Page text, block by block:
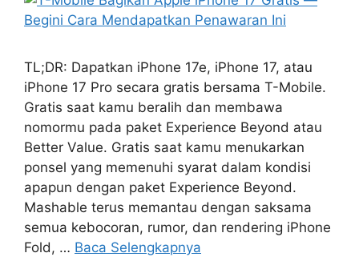
TL;DR: Dapatkan iPhone 17e, iPhone 17, atau
iPhone 17 Pro secara gratis bersama T-Mobile.
Gratis saat kamu beralih dan membawa
nomormu pada paket Experience Beyond atau
Better Value. Gratis saat kamu menukarkan
ponsel yang memenuhi syarat dalam kondisi
apapun dengan paket Experience Beyond.
Mashable terus memantau dengan saksama
semua kebocoran, rumor, dan rendering iPhone
Fold, … Baca Selengkapnya